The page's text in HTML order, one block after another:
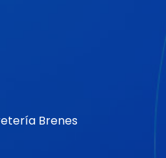
Brenes